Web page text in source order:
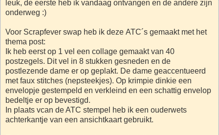
leuk, de eerste heb ik vandaag ontvangen en de andere zijn
onderweg :)
Voor Scrapfever swap heb ik deze ATC´s gemaakt met het
thema post:
Ik heb eerst op 1 vel een collage gemaakt van 40
postzegels. Dit vel in 8 stukken gesneden en de
postlezende dame er op geplakt. De dame geaccentueerd
met faux stitches (nepsteekjes). Op krimpie dinkie een
envelopje gestempeld en verkleind en een schattig envelop
bedeltje er op bevestigd.
In plaats vcan de ATC stempel heb ik een ouderwets
achterkantje van een ansichtkaart gebruikt.